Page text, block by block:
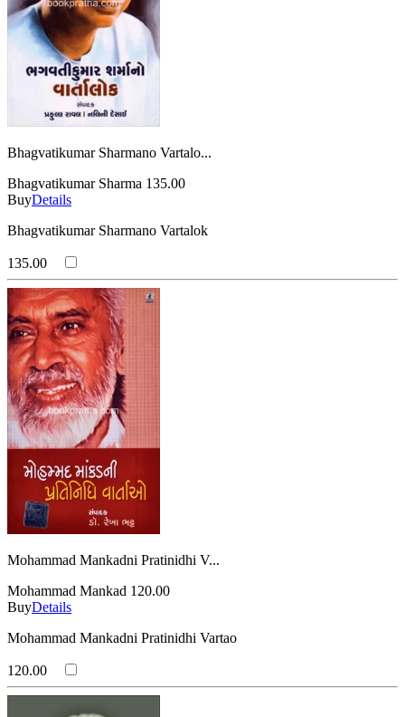
Bhagvatikumar Sharmano Vartalo...
Bhagvatikumar Sharma 135.00
BuyDetails
Bhagvatikumar Sharmano Vartalok
135.00
Mohammad Mankadni Pratinidhi V...
Mohammad Mankad 120.00
BuyDetails
Mohammad Mankadni Pratinidhi Vartao
120.00